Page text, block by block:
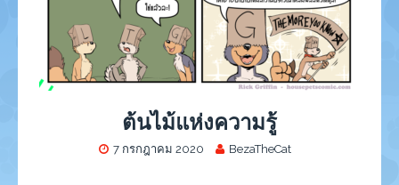
ต้นไม้แห่งความรู้
7 กรกฎาคม 2020 BezaTheCat